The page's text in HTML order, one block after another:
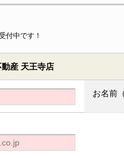
付中です！
産 天王寺店
お名前